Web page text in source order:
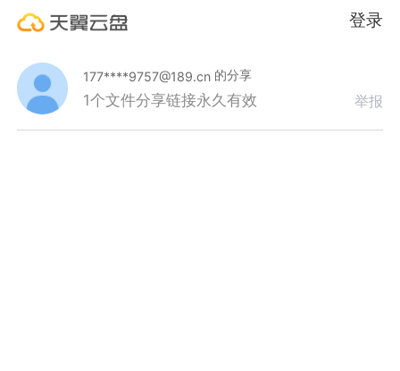
登录
177****9757@189.cn 的分享
1个文件分享链接永久有效 举报